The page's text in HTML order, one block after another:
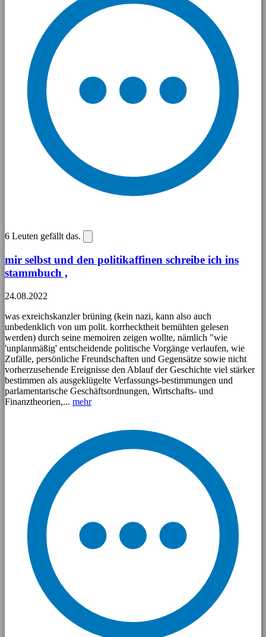
6 Leuten gefällt das.
mir selbst und den politikaffinen schreibe ich ins
stammbuch ,
24.08.2022
was exreichskanzler brüning (kein nazi, kann also auch
unbedenklich von um polit. korrhecktheit bemühten gelesen
werden) durch seine memoiren zeigen wollte, nämlich "wie
'unplanmäßig' entscheidende politische Vorgänge verlaufen, wie
Zufälle, persönliche Freundschaften und Gegensätze sowie nicht
vorherzusehende Ereignisse den Ablauf der Geschichte viel stärker
bestimmen als ausgeklügelte Verfassungs-bestimmungen und
parlamentarische Geschäftsordnungen, Wirtschafts- und
Finanztheorien,... mehr